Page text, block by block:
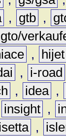
, gtb ,
gto/
,
hijet
,
i-road
, idea ,
insight ,
,